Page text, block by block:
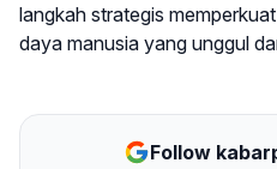
langkah strategis
daya manusia yang unggul
Follow